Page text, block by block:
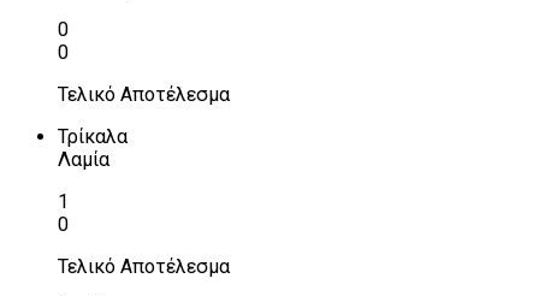
0
0
Τελικό Αποτέλεσμα
Τρίκαλα
Λαμία
1
0
Τελικό Αποτέλεσμα